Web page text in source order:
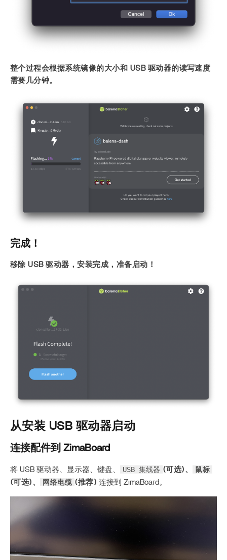
整个过程会根据系统镜像的大小和 USB 驱动器的读写速度
需要几分钟。
完成！
移除 USB 驱动器，安装完成，准备启动！
从安装 USB 驱动器启动
连接配件到 ZimaBoard
将 USB 驱动器、显示器、键盘、 USB 集线器 (可选) 、 鼠标
(可选) 、 网络电缆 (推荐) 连接到 ZimaBoard。